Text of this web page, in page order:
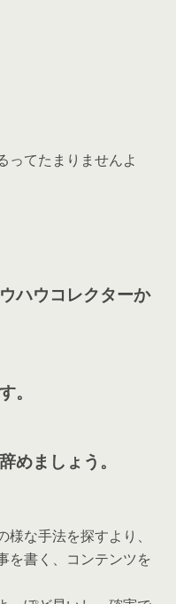
ってたまりませんよ
ハウコレクターか
。
めましょう。
な手法を探すより、
を書く、コンテンツを